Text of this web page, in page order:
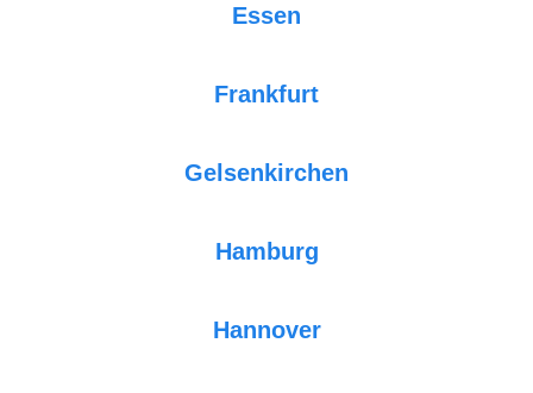
Essen
Frankfurt
Gelsenkirchen
Hamburg
Hannover